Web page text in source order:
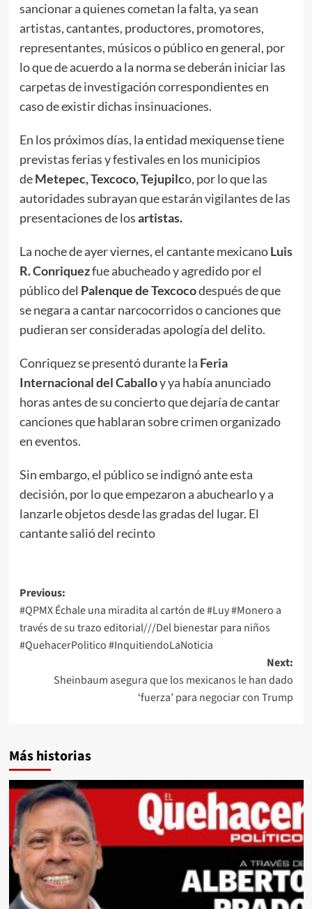
sancionar a quienes cometan la falta, ya sean
artistas, cantantes, productores, promotores,
representantes, músicos o público en general, por
lo que de acuerdo a la norma se deberán iniciar las
carpetas de investigación correspondientes en
caso de existir dichas insinuaciones.
En los próximos días, la entidad mexiquense tiene
previstas ferias y festivales en los municipios
deMetepec, Texcoco, Tejupilco, por lo que las
autoridades subrayan que estarán vigilantes de las
presentaciones de losartistas.
La noche de ayer viernes, el cantante mexicanoLuis
R. Conriquezfue abucheado y agredido por el
público del Palenque de Texcocodespués de que
se negara a cantar narcocorridos o canciones que
pudieran ser consideradas apología del delito.
Conriquez se presentó durante la Feria
Internacional del Caballoy ya había anunciado
horas antes de su concierto que dejaría de cantar
canciones que hablaran sobre crimen organizado
en eventos.
Sin embargo, el público se indignó ante esta
decisión, por lo que empezaron a abuchearlo y a
lanzarle objetos desde las gradas del lugar. El
cantante salió del recinto
Post
navigation
Previous:
#QPMX Échale una miradita al cartón de #Luy #Monero a
través de su trazo editorial///Del bienestar para niños
#QuehacerPolitico #InquitiendoLaNoticia
Next:
Sheinbaum asegura que los mexicanos le han dado
‘fuerza’ para negociar con Trump
Más historias